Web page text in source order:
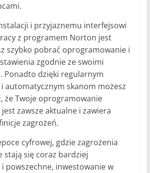
i przyjaznemu interfejsowi
z programem Norton jest
szybko pobrać oprogramowanie i
zgodnie ze swoimi
Ponadto dzięki regularnym
automatycznym skanom możesz
że Twoje oprogramowanie
zawsze aktualne i zawiera
zagrożeń.
cyfrowej, gdzie zagrożenia
stają się coraz bardziej
powszechne, inwestowanie w